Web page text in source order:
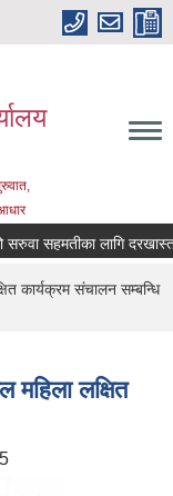
सहमतीका लागि दरखास्त
कार्यक्रम संचालन सम्बन्धि
महिला लक्षित